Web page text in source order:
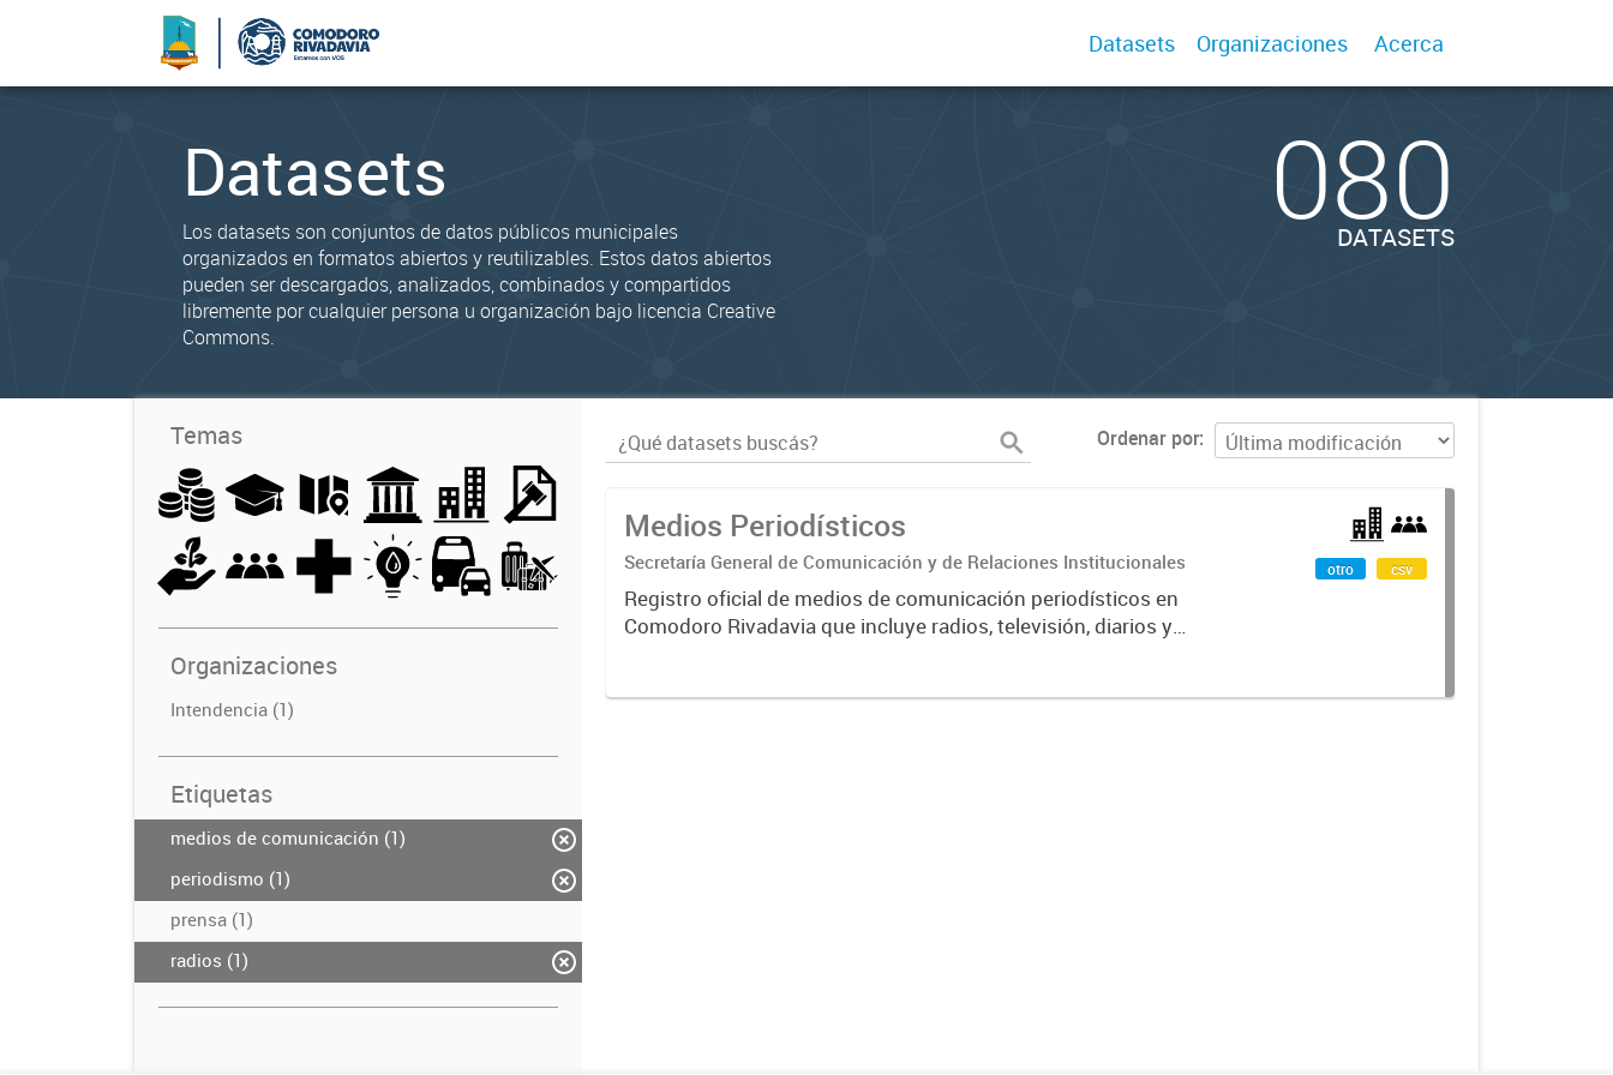
Datasets Organizaciones Acerca
Datasets
Los datasets son conjuntos de datos públicos municipales
organizados en formatos abiertos y reutilizables. Estos datos abiertos
pueden ser descargados, analizados, combinados y compartidos
libremente por cualquier persona u organización bajo licencia Creative
Commons.
080
DATASETS
Temas
Organizaciones
Intendencia (1)
Etiquetas
medios de comunicación (1)
periodismo (1)
prensa (1)
radios (1)
Ordenar por
Medios Periodísticos
Secretaría General de Comunicación y de Relaciones Institucionales
Registro oficial de medios de comunicación periodísticos en
Comodoro Rivadavia que incluye radios, televisión, diarios y
otro csv